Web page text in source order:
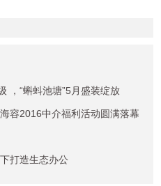
，“蝌蚪池塘”5月盛装绽放
容2016中介福利活动圆满落幕
打造生态办公